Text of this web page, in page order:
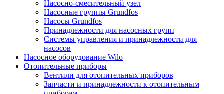
Насосно-смесительный узел
Насосные группы Grundfos
Насосы Grundfos
Принадлежности для насосных групп
Системы управления и принадлежности для
насосов
Насосное оборудование Wilo
Отопительные приборы
Вентили для отопительных приборов
Запчасти и принадлежности к отопительным